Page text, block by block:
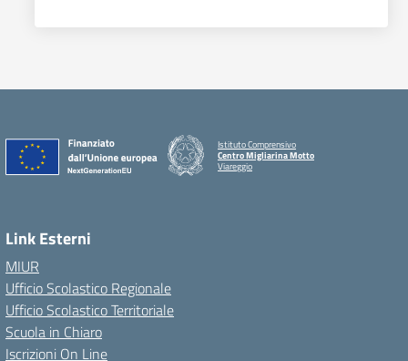
Istituto Comprensivo
Centro Migliarina Motto
Viareggio
Link Esterni
MIUR
Ufficio Scolastico Regionale
Ufficio Scolastico Territoriale
Scuola in Chiaro
Iscrizioni On Line